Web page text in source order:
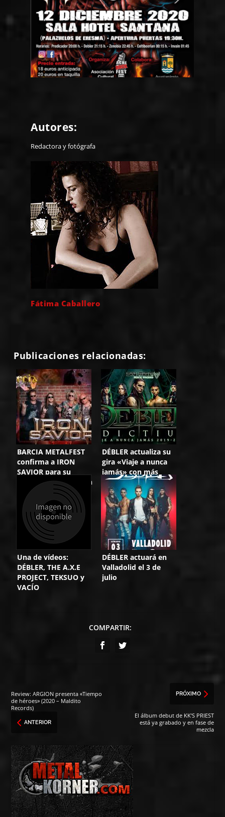
Autores:
Redactora y fotógrafa
Fátima Caballero
Publicaciones relacionadas:
BARCIA METALFEST
confirma a IRON
SAVIOR para su
decimoquinta edición
DÉBLER actualiza su
gira «Viaje a nunca
jamás» con más
fechas
Una de vídeos:
DÉBLER, THE A.X.E
PROJECT, TEKSUO y
VACÍO
DÉBLER actuará en
Valladolid el 3 de
julio
COMPARTIR:
Review: ARGION presenta «Tiempo
de héroes» (2020 – Maldito
Records)
ANTERIOR
PRÓXIMO
El álbum debut de KK’S PRIEST
está ya grabado y en fase de
mezcla